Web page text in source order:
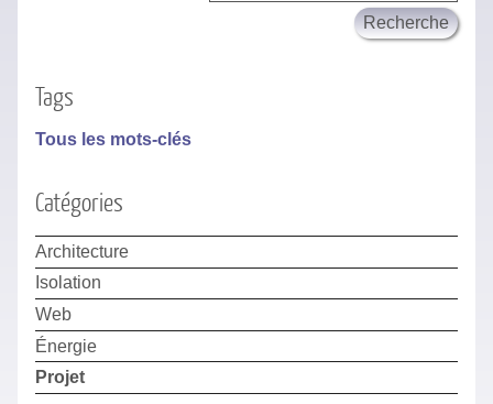
Tags
Tous les mots-clés
Catégories
Architecture
Isolation
Web
Énergie
Projet